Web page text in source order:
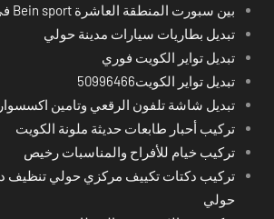
بين سبورت المنطقة العاشرة Bein sport في الكويت
تبديل بطاريات سيارات مدينة حولي
تبديل تواير الكويت فوري
تبديل تواير الكويت50996466
تبديل شاشة تلفون الرقعي وتامين
تركيب أحبار طابعات حديثة ملونة الكويت
تركيب خيام للأفراح والمناسبات رخيص
تركيب دكتات تكييف مركزي حولي تنظيف
حولي